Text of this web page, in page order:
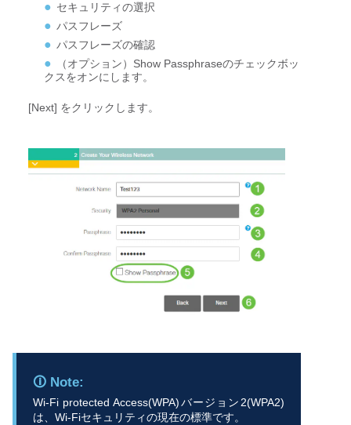
セキュリティの選択
パスフレーズ
パスフレーズの確認
（オプション） Show Passphraseのチェックボッ
クスをオンにします。
[Next] をクリックします。
Wi-Fi protected Access(WPA)バージョン2(WPA2)
は、Wi-Fiセキュリティの現在の標準です。